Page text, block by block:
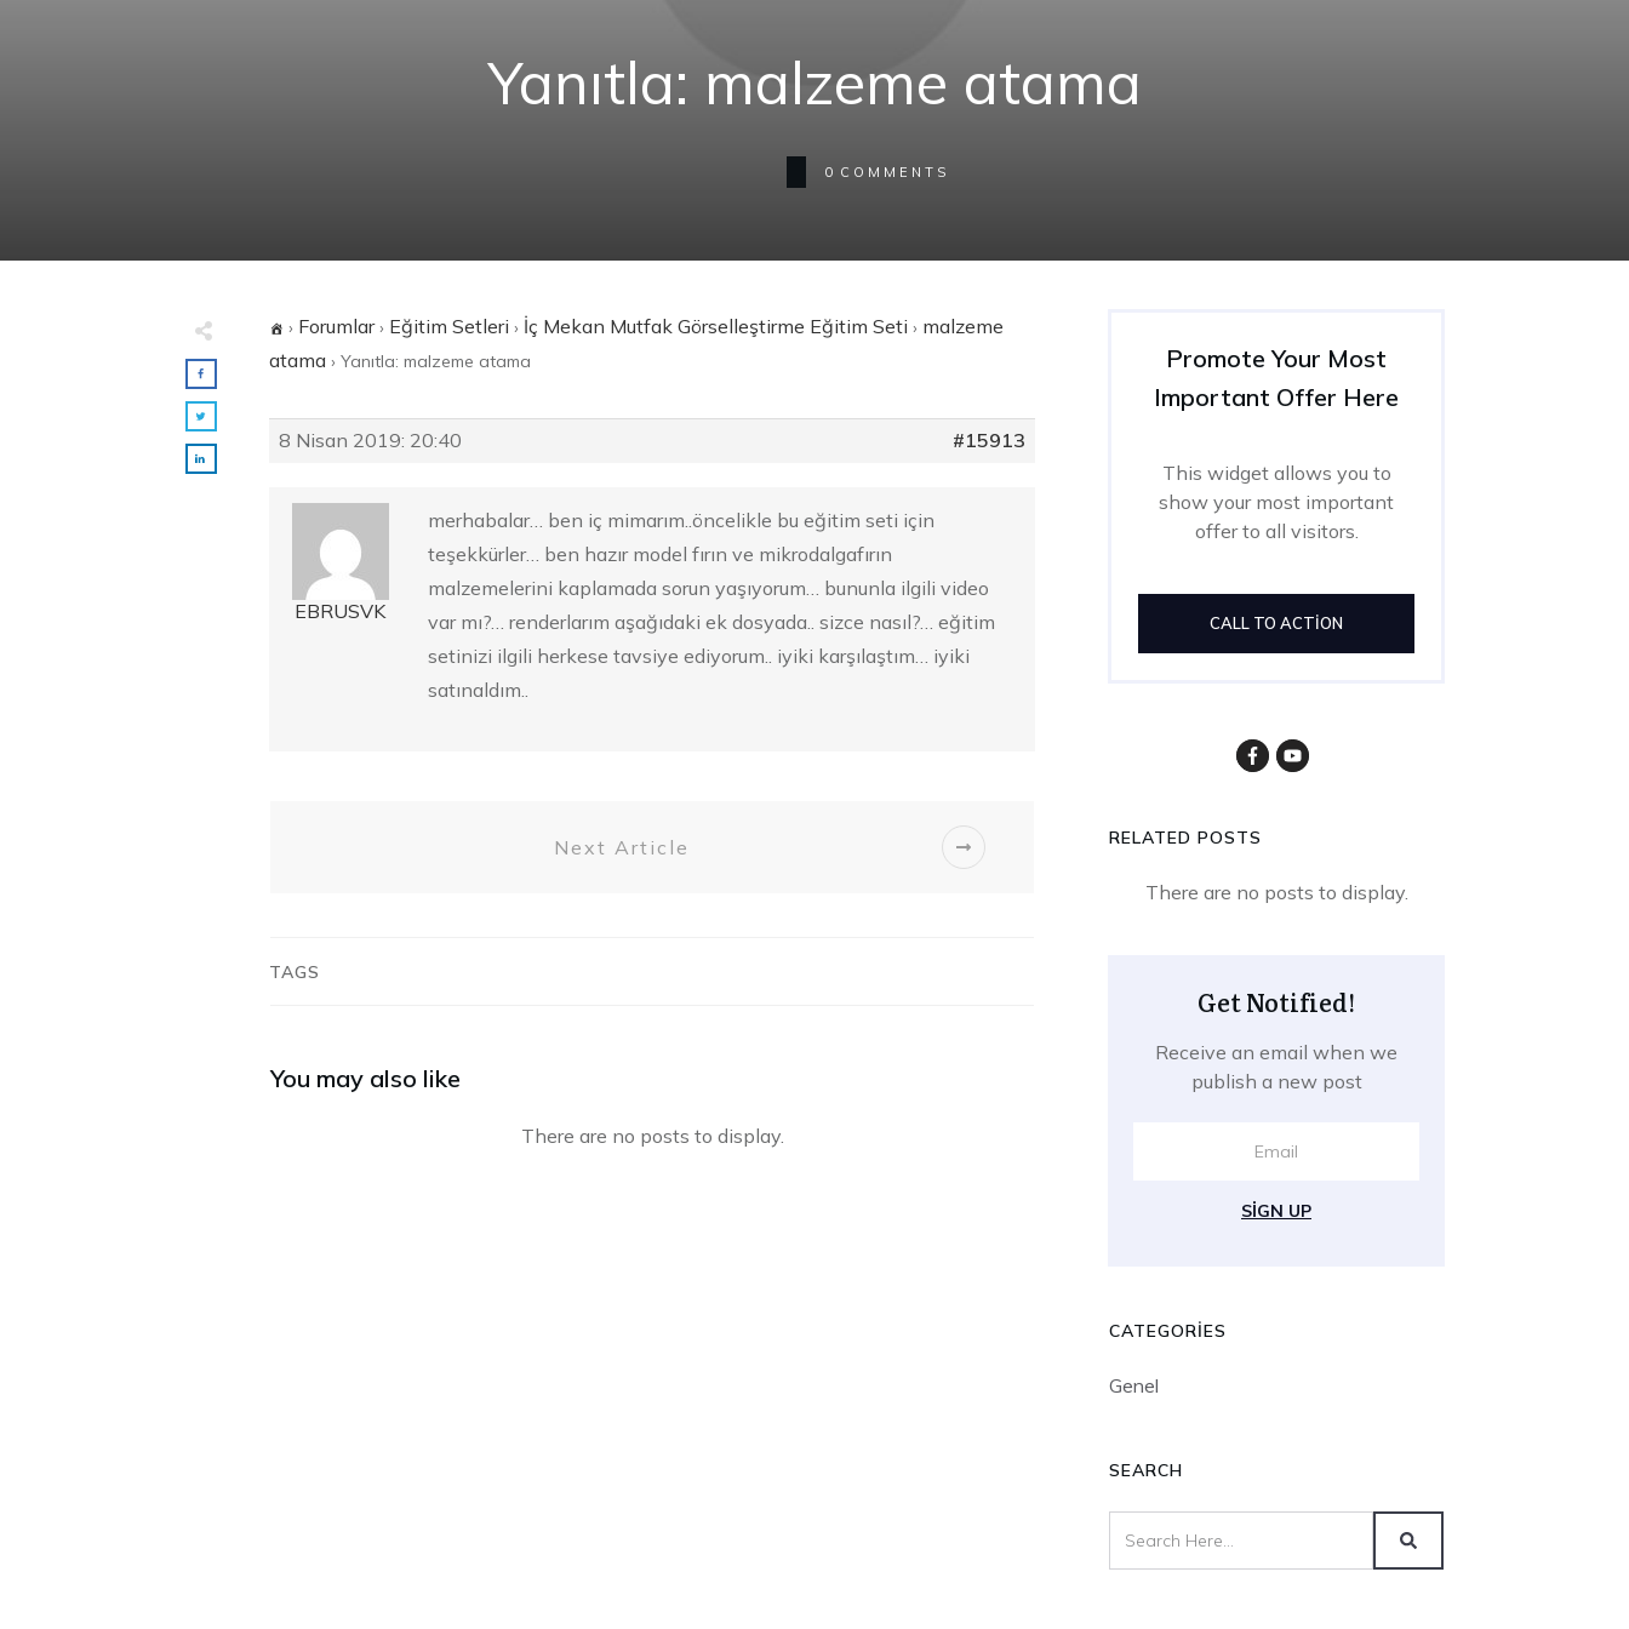
Yanıtla: malzeme atama
0 COMMENTS
› Forumlar › Eğitim Setleri › İç Mekan Mutfak Görselleştirme Eğitim Seti › malzeme
atama › Yanıtla: malzeme atama
8 Nisan 2019: 20:40 #15913
EBRUSVK
merhabalar… ben iç mimarım..öncelikle bu eğitim seti için
teşekkürler… ben hazır model fırın ve mikrodalgafırın
malzemelerini kaplamada sorun yaşıyorum… bununla ilgili video
var mı?… renderlarım aşağıdaki ek dosyada.. sizce nasıl?… eğitim
setinizi ilgili herkese tavsiye ediyorum.. iyiki karşılaştım… iyiki
satınaldım..
Next Article
TAGS
You may also like
Promote Your Most
Important Offer Here
This widget allows you to
show your most important
offer to all visitors.
CALL TO ACTION
RELATED POSTS
Get Notified!
Receive an email when we
publish a new post
SIGN UP
CATEGORIES
Genel
SEARCH